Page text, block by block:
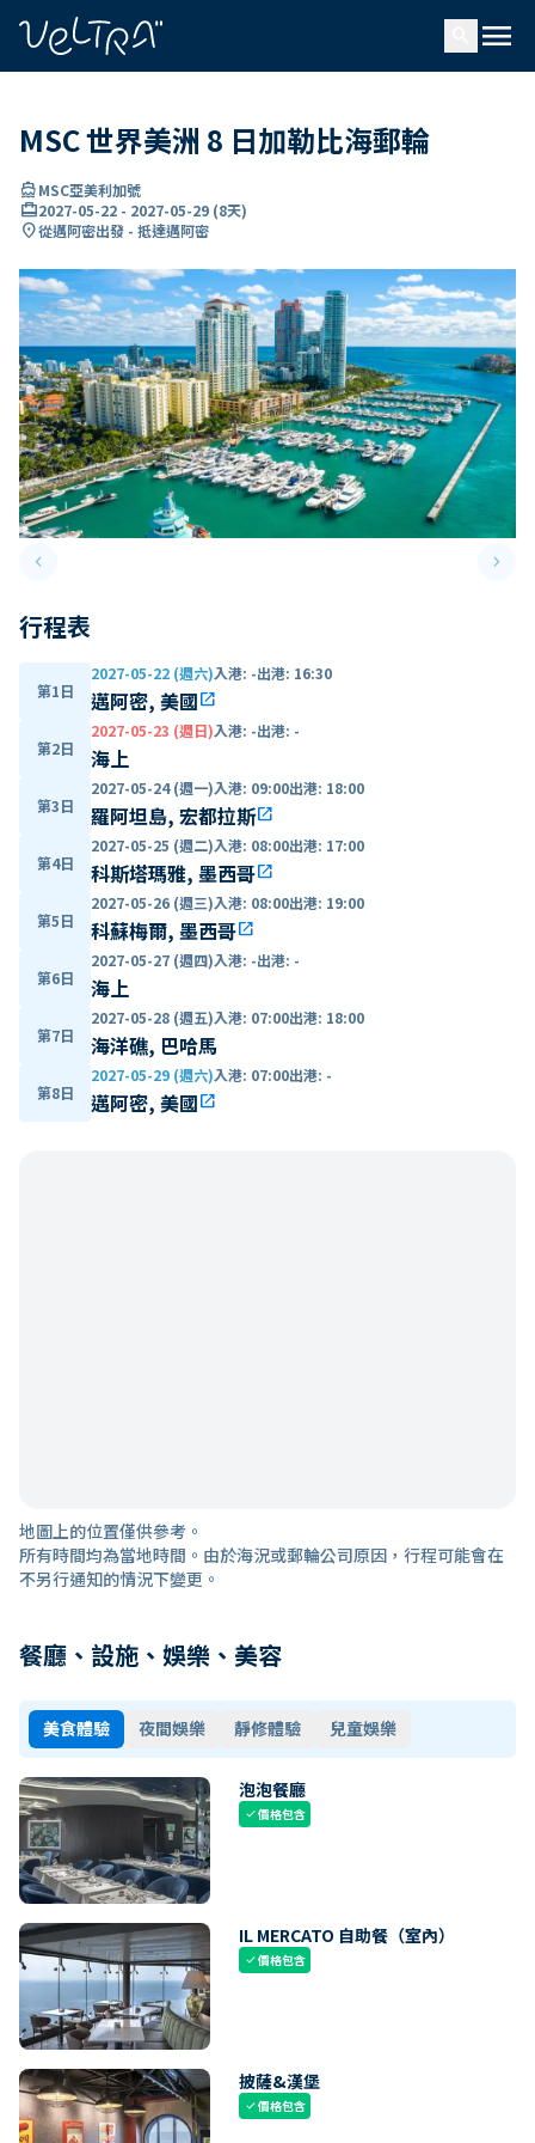
menu
MSC 世界美洲 8 日加勒比海郵輪
directions_boatMSC亞美利加號
card_travel2027-05-22 - 2027-05-29 (8天)
location_on從邁阿密出發 - 抵達邁阿密
keyboard_arrow_leftPrevious slide keyboard_arrow_right
行程表
第1日
2027-05-22 (週六)入港: -出港: 16:30
邁阿密, 美國open_in_new
第2日
2027-05-23 (週日)入港: -出港: -
海上
第3日
2027-05-24 (週一)入港: 09:00出港: 18:00
羅阿坦島, 宏都拉斯open_in_new
第4日
2027-05-25 (週二)入港: 08:00出港: 17:00
科斯塔瑪雅, 墨西哥open_in_new
第5日
2027-05-26 (週三)入港: 08:00出港: 19:00
科蘇梅爾, 墨西哥open_in_new
第6日
2027-05-27 (週四)入港: -出港: -
海上
第7日
2027-05-28 (週五)入港: 07:00出港: 18:00
海洋礁, 巴哈馬
第8日
2027-05-29 (週六)入港: 07:00出港: -
邁阿密, 美國open_in_new
地圖上的位置僅供參考。
所有時間均為當地時間。由於海況或郵輪公司原因，行程可能會在
不另行通知的情況下變更。
餐廳、設施、娛樂、美容
美食體驗 夜間娛樂 靜修體驗 兒童娛樂
泡泡餐廳
check價格包含
IL MERCATO 自助餐（室內）
check價格包含
披薩&漢堡
check價格包含